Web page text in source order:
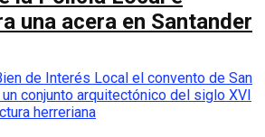
una acera en Santander